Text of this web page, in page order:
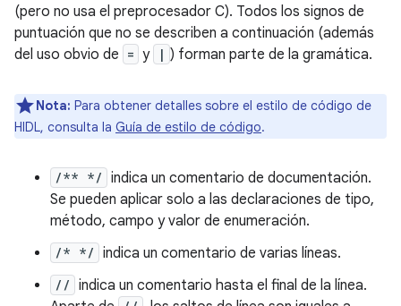
(pero no usa el preprocesador C). Todos los signos de
puntuación que no se describen a continuación (además
del uso obvio de = y | ) forman parte de la gramática.
Nota: Para obtener detalles sobre el estilo de código de
HIDL, consulta la Guía de estilo de código.
/** */ indica un comentario de documentación.
Se pueden aplicar solo a las declaraciones de tipo,
método, campo y valor de enumeración.
/* */ indica un comentario de varias líneas.
// indica un comentario hasta el final de la línea.